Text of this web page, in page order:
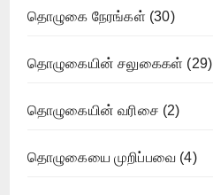
தொழுகை நேரங்கள் (30)
தொழுகையின் சலுகைகள் (29)
தொழுகையின் வரிசை (2)
தொழுகையை முறிப்பவை (4)